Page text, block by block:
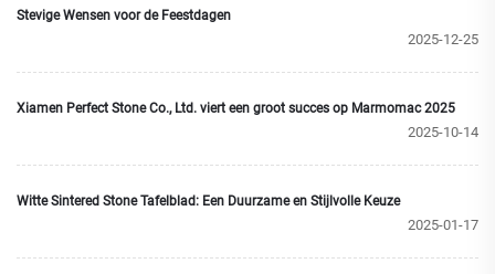
Stevige Wensen voor de Feestdagen
2025-12-25
Xiamen Perfect Stone Co., Ltd. viert een groot succes op Marmomac 2025
2025-10-14
Witte Sintered Stone Tafelblad: Een Duurzame en Stijlvolle Keuze
2025-01-17